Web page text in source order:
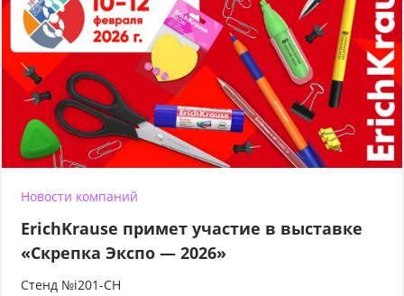
Новости компаний
ErichKrause примет участие в выставке
«Скрепка Экспо — 2026»
Стенд №i201-CH